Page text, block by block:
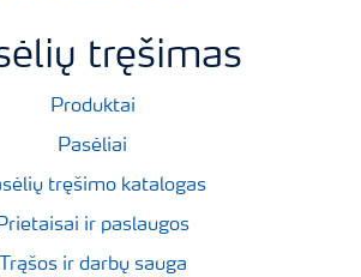
tręšimas
Produktai
Pasėliai
tręšimo katalogas
ir paslaugos
Trąšos ir darbų sauga